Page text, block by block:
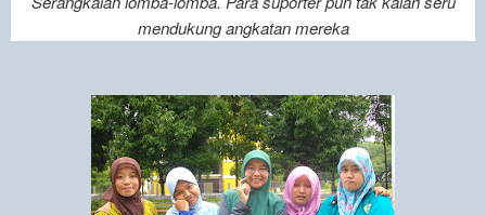
mendukung angkatan mereka